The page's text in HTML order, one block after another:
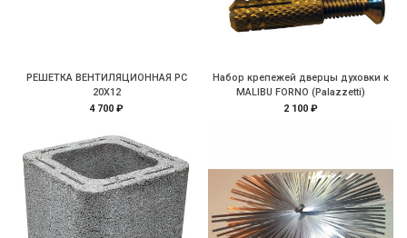
РЕШЕТКА ВЕНТИЛЯЦИОННАЯ РС
20Х12
4 700 ₽
Набор крепежей дверцы духовки к
MALIBU FORNO (Palazzetti)
2 100 ₽